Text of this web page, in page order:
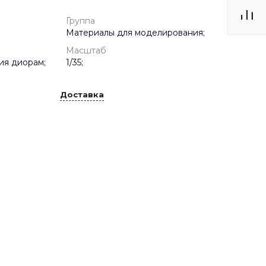
Группа
Материалы для моделирования;
диорам;
Масштаб
1/35;
Доставка